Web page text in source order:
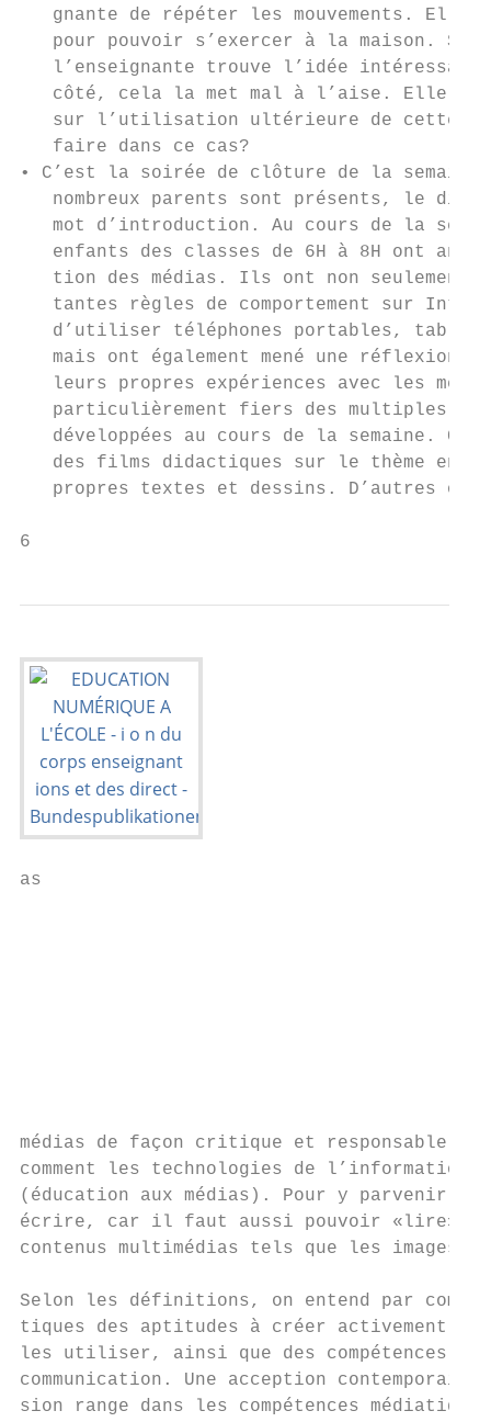
gnante de répéter les mouvements. Elle
pour pouvoir s’exercer à la maison.
l’enseignante trouve l’idée
côté, cela la met mal à l’aise. Elle
sur l’utilisation ultérieure de cette
faire dans ce cas?
• C’est la soirée de clôture de la
nombreux parents sont présents, le
mot d’introduction. Au cours de la
enfants des classes de 6H à 8H ont
tion des médias. Ils ont non seulement
tantes règles de comportement sur
d’utiliser téléphones portables,
mais ont également mené une réflexion
leurs propres expériences avec les
particulièrement fiers des multiples
développées au cours de la semaine.
des films didactiques sur le thème en
propres textes et dessins. D’autres
6
as
médias de façon critique et
comment les technologies de
(éducation aux médias). Pour y
écrire, car il faut aussi pouvoir «lire» et
contenus multimédias tels que les
Selon les définitions, on entend par
tiques des aptitudes à créer activement
les utiliser, ainsi que des
communication. Une acception
sion range dans les compétences